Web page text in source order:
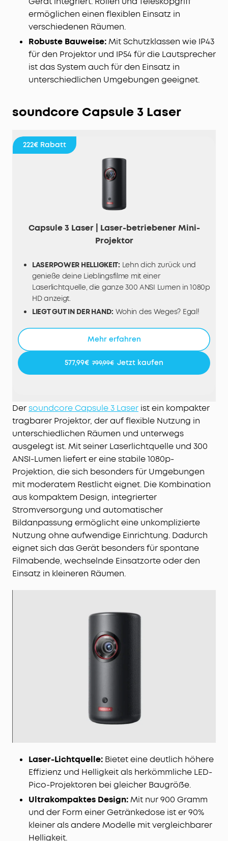
ermöglichen einen flexiblen Einsatz in
verschiedenen Räumen.
Robuste Bauweise:Mit Schutzklassen wie IP43
für den Projektor und IP54 für die Lautsprecher
ist das System auch für den Einsatz in
unterschiedlichen Umgebungen geeignet.
soundcore Capsule 3 Laser
222€ Rabatt
Capsule 3 Laser | Laser-betriebener Mini-
Projektor
LASERPOWER HELLIGKEIT: Lehn dich zurück und
genieße deine Lieblingsfilme mit einer
Laserlichtquelle, die ganze 300 ANSI Lumen in 1080p
HD anzeigt.
LIEGT GUT IN DER HAND: Wohin des Weges? Egal!
Gramm Gewicht und praktischer
als andere Modelle mit vergleichbarer Helligkeit.
ausreichend Power auch für die längsten Klassiker
unterwegs. Die CAIC-Technologie nutzt jedes Pixel,
um Energie zu sparen.
DIE GANZE BANDBREITE AN UNTERHALTUNG:Egal ob
Kinofan oder Gamer, Android TV 11.0 bietet eine
Fülle von Unterhaltungsmöglichkeiten - für alle
Anlässe. Der tragbare Projektor funktioniert mit
Google Assistant und Chromecast. Einfach Netflix
bei Nebula Play herunterladen und per Nebula
EIN ERLEBNIS FÜR DIE OHREN: Mit dem
leistungsstarken 8-W-Dolby-Digital-Lautsprecher
kommt jedes Flüstern und das Klirren von
Schwertern perfekt zur Geltung - der tragbare
Projektor bietet ein hochwertiges und realistisches
Mehr erfahren
577,99€ 799,99€ Jetzt kaufen
Dersoundcore Capsule 3 Laser ist ein kompakter
tragbarer Projektor, der auf flexible Nutzung in
unterschiedlichen Räumen und unterwegs
ausgelegt ist. Mit seiner Laserlichtquelle und 300
ANSI-Lumen liefert er eine stabile 1080p-
Projektion, die sich besonders für Umgebungen
mit moderatem Restlicht eignet. Die Kombination
aus kompaktem Design, integrierter
Stromversorgung und automatischer
Bildanpassung ermöglicht eine unkomplizierte
Nutzung ohne aufwendige Einrichtung. Dadurch
eignet sich das Gerät besonders für spontane
Filmabende, wechselnde Einsatzorte oder den
Einsatz in kleineren Räumen.
Laser-Lichtquelle: Bietet eine deutlich höhere
Effizienz und Helligkeit als herkömmliche LED-
Pico-Projektoren bei gleicher Baugröße.
Ultrakompaktes Design:Mit nur 900 Gramm
und der Form einer Getränkedose ist er 90%
kleiner als andere Modelle mit vergleichbarer
Helligkeit.